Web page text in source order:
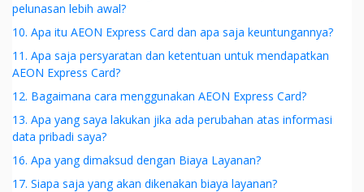
pelunasan lebih awal?
10. Apa itu AEON Express Card dan apa saja keuntungannya?
11. Apa saja persyaratan dan ketentuan untuk mendapatkan
AEON Express Card?
12. Bagaimana cara menggunakan AEON Express Card?
13. Apa yang saya lakukan jika ada perubahan atas informasi
data pribadi saya?
16. Apa yang dimaksud dengan Biaya Layanan?
17. Siapa saja yang akan dikenakan biaya layanan?